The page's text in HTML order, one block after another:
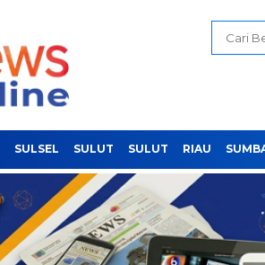
SULSEL SULUT SULUT RIAU